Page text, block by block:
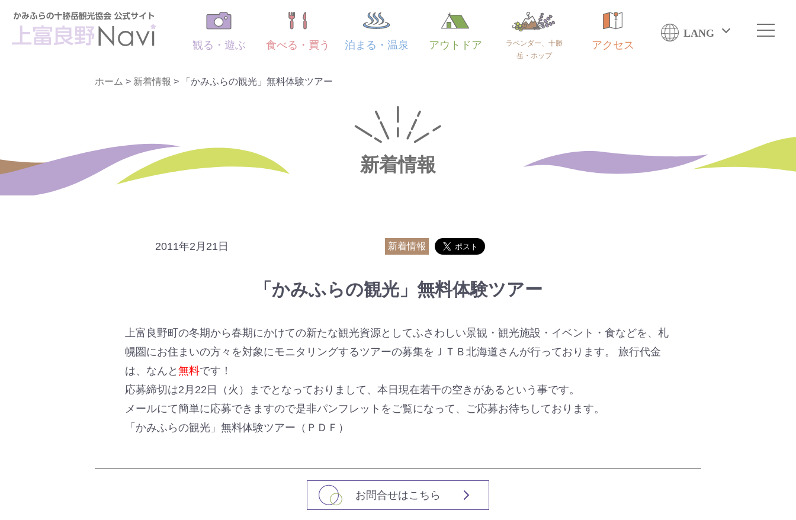
観る・遊ぶ 食べる・買う 泊まる・温泉 アウトドア
ラベンダー、十勝
岳・ホップ
アクセス
LANG
ホーム > 新着情報 > 「かみふらの観光」無料体験ツアー
新着情報
2011年2月21日 新着情報
「かみふらの観光」無料体験ツアー
上富良野町の冬期から春期にかけての新たな観光資源としてふさわしい景観・観光施設・イベント・食などを、札
幌圏にお住まいの方々を対象にモニタリングするツアーの募集をＪＴＢ北海道さんが行っております。 旅行代金
は、なんと無料です！
応募締切は2月22日（火）までとなっておりまして、本日現在若干の空きがあるという事です。
メールにて簡単に応募できますので是非パンフレットをご覧になって、ご応募お待ちしております。
「かみふらの観光」無料体験ツアー（ＰＤＦ）
お問合せはこちら